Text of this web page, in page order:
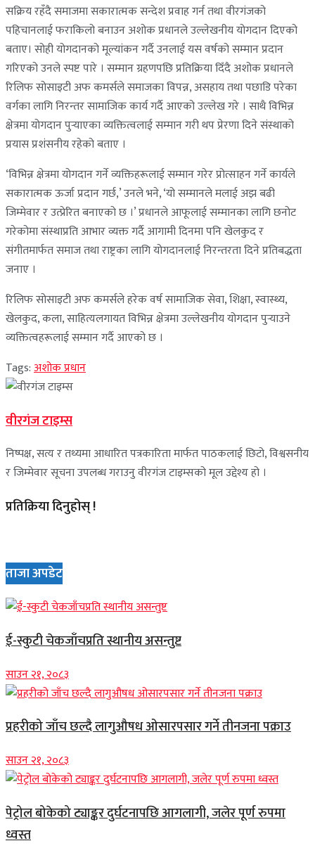
सक्रिय रहँदै समाजमा सकारात्मक सन्देश प्रवाह गर्न तथा वीरगंजको
पहिचानलाई फराकिलो बनाउन अशोक प्रधानले उल्लेखनीय योगदान दिएको
बताए। सोही योगदानको मूल्यांकन गर्दै उनलाई यस वर्षको सम्मान प्रदान
गरिएको उनले स्पष्ट पारे । सम्मान ग्रहणपछि प्रतिक्रिया दिँदै अशोक प्रधानले
रिलिफ सोसाइटी अफ कमर्सले समाजका विपन्न, असहाय तथा पछाडि परेका
वर्गका लागि निरन्तर सामाजिक कार्य गर्दै आएको उल्लेख गरे । साथै विभिन्न
क्षेत्रमा योगदान पुर्‍याएका व्यक्तित्वलाई सम्मान गरी थप प्रेरणा दिने संस्थाको
प्रयास प्रशंसनीय रहेको बताए ।
‘विभिन्न क्षेत्रमा योगदान गर्ने व्यक्तिहरूलाई सम्मान गरेर प्रोत्साहन गर्ने कार्यले
सकारात्मक ऊर्जा प्रदान गर्छ,’ उनले भने, ‘यो सम्मानले मलाई अझ बढी
जिम्मेवार र उत्प्रेरित बनाएको छ ।’ प्रधानले आफूलाई सम्मानका लागि छनोट
गरेकोमा संस्थाप्रति आभार व्यक्त गर्दै आगामी दिनमा पनि खेलकुद र
संगीतमार्फत समाज तथा राष्ट्रका लागि योगदानलाई निरन्तरता दिने प्रतिबद्धता
जनाए ।
रिलिफ सोसाइटी अफ कमर्सले हरेक वर्ष सामाजिक सेवा, शिक्षा, स्वास्थ्य,
खेलकुद, कला, साहित्यलगायत विभिन्न क्षेत्रमा उल्लेखनीय योगदान पुर्‍याउने
व्यक्तित्वहरूलाई सम्मान गर्दै आएको छ ।
Tags:अशोक प्रधान
वीरगंज टाइम्स
निष्पक्ष, सत्य र तथ्यमा आधारित पत्रकारिता मार्फत पाठकलाई छिटो, विश्वसनीय
र जिम्मेवार सूचना उपलब्ध गराउनु वीरगंज टाइम्सको मूल उद्देश्य हो ।
प्रतिक्रिया दिनुहोस् !
ताजा अपडेट
ई-स्कुटी चेकजाँचप्रति स्थानीय असन्तुष्ट
साउन २१, २०८३
प्रहरीको जाँच छल्दै लागुऔषध ओसारपसार गर्ने तीनजना पक्राउ
साउन २१, २०८३
पेट्रोल बोकेको ट्याङ्कर दुर्घटनापछि आगलागी, जलेर पूर्ण रुपमा
ध्वस्त